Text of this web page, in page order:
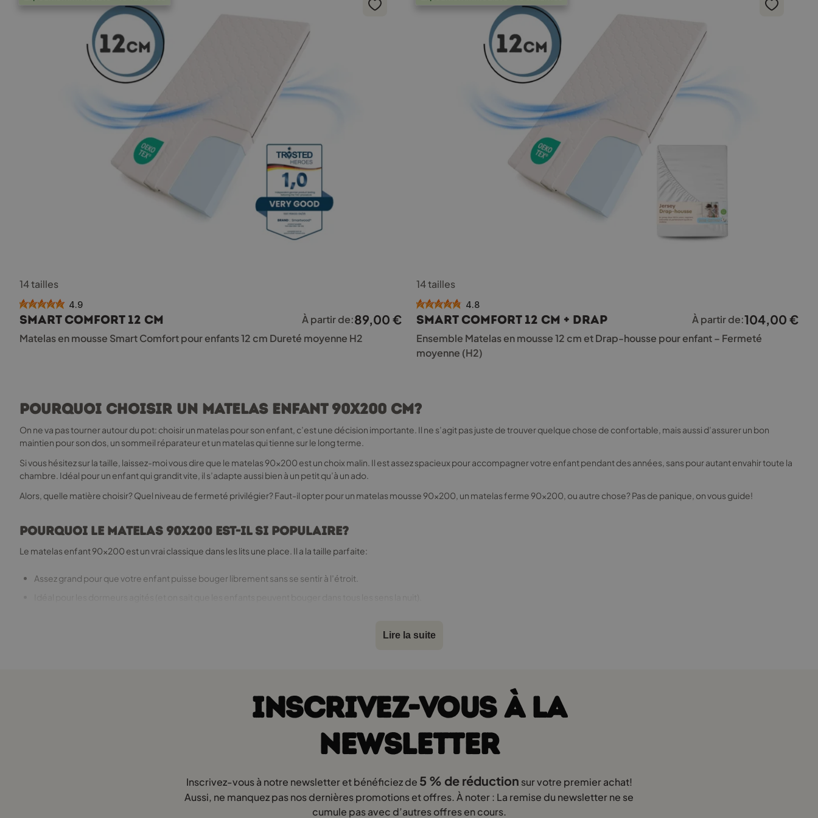
produit
a
plusieurs
variations.
Les
sur
la
page
du
14 tailles
4.9
Smart Comfort 12 cm À partir de:89,00 €
Matelas en mousse Smart Comfort pour enfants 12 cm Dureté moyenne H2
produit
a
plusieurs
variations.
Les
options
peuvent
sur
la
page
14 tailles
4.8
Smart Comfort 12 cm + drap À partir de:104,00 €
Ensemble Matelas en mousse 12 cm et Drap-housse pour enfant – Fermeté
moyenne (H2)
Pourquoi choisir un matelas enfant 90x200 cm?
On ne va pas tourner autour du pot: choisir un matelas pour son enfant, c’est une décision importante. Il ne s’agit pas juste de trouver quelque chose de confortable, mais aussi d’assurer un bon
maintien pour son dos, un sommeil réparateur et un matelas qui tienne sur le long terme.
Si vous hésitez sur la taille, laissez-moi vous dire que le matelas 90x200 est un choix malin. Il est assez spacieux pour accompagner votre enfant pendant des années, sans pour autant envahir toute la
chambre. Idéal pour un enfant qui grandit vite, il s’adapte aussi bien à un petit qu’à un ado.
Alors, quelle matière choisir? Quel niveau de fermeté privilégier? Faut-il opter pour un matelas mousse 90x200, un matelas ferme 90x200, ou autre chose? Pas de panique, on vous guide!
Pourquoi le matelas 90x200 est-il si populaire?
Le matelas enfant 90x200 est un vrai classique dans les lits une place. Il a la taille parfaite:
Assez grand pour que votre enfant puisse bouger librement sans se sentir à l’étroit.
Chez Smartwood, nous proposons principalement des matelas mousse 90x200, et il y a une raison à cela:
Un matelas mousse 200x90 est idéal pour un enfant qui bouge beaucoup la nuit. Il reprend sa forme immédiatement, même après une session de trampoline improvisée sur le lit (on sait tous que ça
Lire la suite
INSCRIVEZ-VOUS À LA
NEWSLETTER
Inscrivez-vous à notre newsletter et bénéficiez de 5 % de réduction sur votre premier achat!
Aussi, ne manquez pas nos dernières promotions et offres. À noter : La remise du newsletter ne se
cumule pas avec d’autres offres en cours.